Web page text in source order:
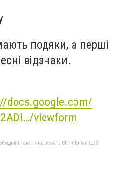
подяки, а перші
відзнаки.
docs.google.com/
viewform
текст і натисніть Ctrl + Enter, щоб